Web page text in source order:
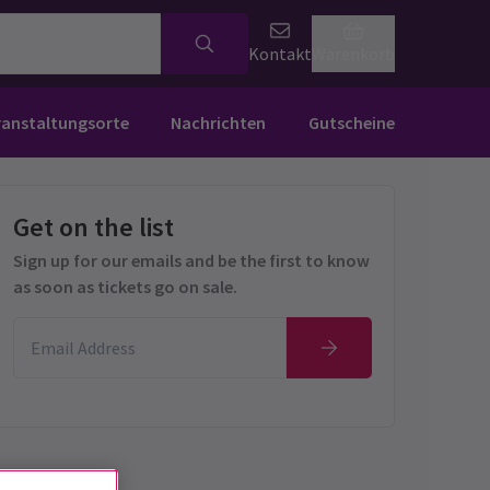
Kontakt
Nachrichten Gutscheine
Get on the list
Sign up for our emails and be the first to know
as soon as tickets go on sale.